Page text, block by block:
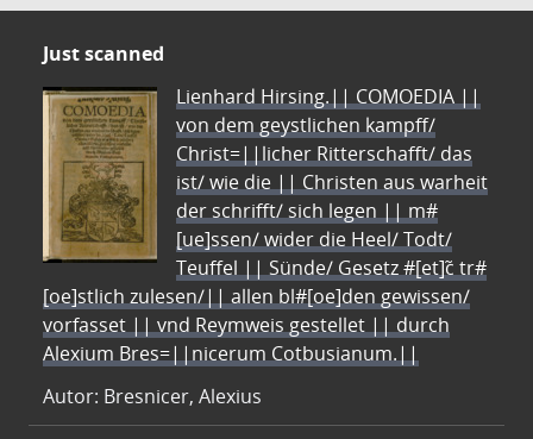
Just scanned
Lienhard Hirsing.|| COMOEDIA ||
von dem geystlichen kampff/
Christ=||licher Ritterschafft/ das
ist/ wie die || Christen aus warheit
der schrifft/ sich legen || m#
[ue]ssen/ wider die Heel/ Todt/
Teuffel || Sünde/ Gesetz #[et]c̃ tr#
[oe]stlich zulesen/|| allen bl#[oe]den gewissen/
vorfasset || vnd Reymweis gestellet || durch
Alexium Bres=||nicerum Cotbusianum.||
Autor: Bresnicer, Alexius